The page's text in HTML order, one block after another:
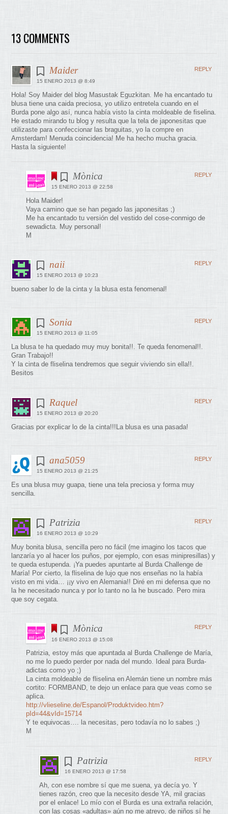
13 COMMENTS
Maider
15 ENERO 2013 @ 8:49
Hola! Soy Maider del blog Masustak Eguzkitan. Me ha encantado tu
blusa tiene una caida preciosa, yo utilizo entretela cuando en el
Burda pone algo así, nunca había visto la cinta moldeable de fiselina.
He estado mirando tu blog y resulta que la tela de japonesitas que
utilizaste para confeccionar las braguitas, yo la compre en
Amsterdam! Menuda coincidencia! Me ha hecho mucha gracia.
Hasta la siguiente!
REPLY
Mònica
15 ENERO 2013 @ 22:58
Hola Maider!
Vaya camino que se han pegado las japonesitas ;)
Me ha encantado tu versión del vestido del cose-conmigo de
sewadicta. Muy personal!
M
REPLY
naii
15 ENERO 2013 @ 10:23
bueno saber lo de la cinta y la blusa esta fenomenal!
REPLY
Sonia
15 ENERO 2013 @ 11:05
La blusa te ha quedado muy muy bonita!!. Te queda fenomenal!!.
Gran Trabajo!!
Y la cinta de fliselina tendremos que seguir viviendo sin ella!!.
Besitos
REPLY
Raquel
15 ENERO 2013 @ 20:20
Gracias por explicar lo de la cinta!!!La blusa es una pasada!
REPLY
ana5059
15 ENERO 2013 @ 21:25
Es una blusa muy guapa, tiene una tela preciosa y forma muy
sencilla.
REPLY
Patrizia
16 ENERO 2013 @ 10:29
Muy bonita blusa, sencilla pero no fácil (me imagino los tacos que
lanzaría yo al hacer los puños, por ejemplo, con esas minipresillas) y
te queda estupenda. ¡Ya puedes apuntarte al Burda Challenge de
María! Por cierto, la fliselina de lujo que nos enseñas no la había
visto en mi vida… ¡¡y vivo en Alemania!! Diré en mi defensa que no
la he necesitado nunca y por lo tanto no la he buscado. Pero mira
que soy cegata.
REPLY
Mònica
16 ENERO 2013 @ 15:08
Patrizia, estoy más que apuntada al Burda Challenge de María,
no me lo puedo perder por nada del mundo. Ideal para Burda-
adictas como yo ;)
La cinta moldeable de fliselina en Alemán tiene un nombre más
cortito: FORMBAND, te dejo un enlace para que veas como se
aplica.
http://vlieseline.de/Espanol/Produktvideo.htm?
pId=44&vId=15714
Y te equivocas…. la necesitas, pero todavía no lo sabes ;)
M
REPLY
Patrizia
16 ENERO 2013 @ 17:58
Ah, con ese nombre sí que me suena, ya decía yo. Y
tienes razón, creo que la necesito desde YA, mil gracias
por el enlace! Lo mío con el Burda es una extraña relación,
con las cosas «adultas» aún no me atrevo, de niños sí he
REPLY